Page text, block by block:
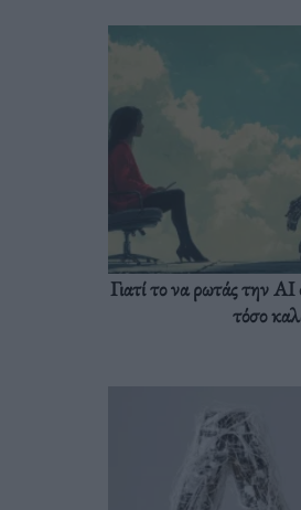
Γιατί το να ρωτάς την AI
τόσο